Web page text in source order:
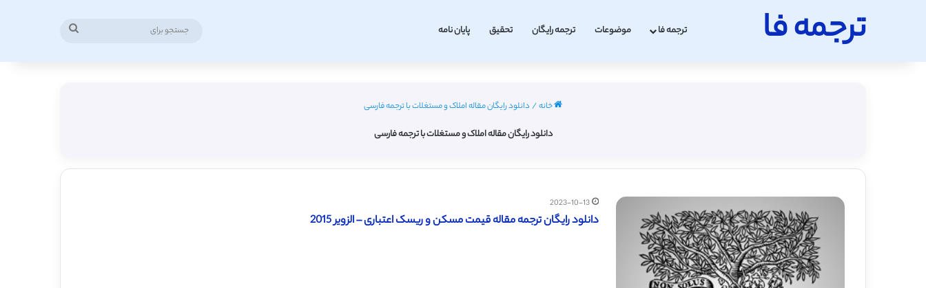
ترجمه فا ترجمه فا موضوعات ترجمه رایگان تحقیق پایان نامه
خانه/ دانلود رایگان مقاله املاک و مستغلات با ترجمه فارسی
دانلود رایگان مقاله املاک و مستغلات با ترجمه فارسی
2023-10-13
دانلود رایگان ترجمه مقاله قیمت مسکن و ریسک اعتباری – الزویر 2015